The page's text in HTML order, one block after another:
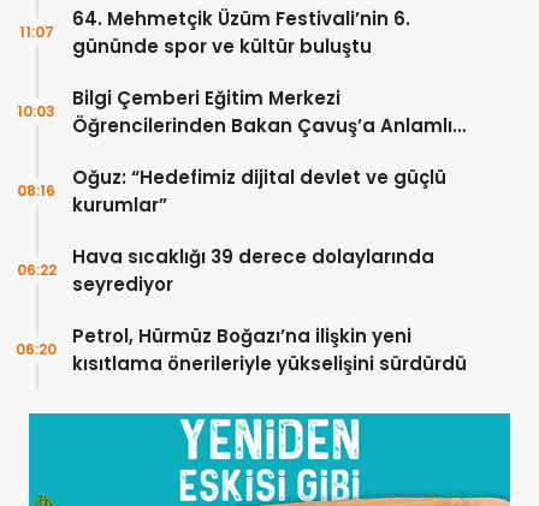
64. Mehmetçik Üzüm Festivali’nin 6.
gününde spor ve kültür buluştu
11:07
Bilgi Çemberi Eğitim Merkezi
Öğrencilerinden Bakan Çavuş’a Anlamlı
10:03
Oğuz: “Hedefimiz dijital devlet ve güçlü
kurumlar”
08:16
Hava sıcaklığı 39 derece dolaylarında
seyrediyor
06:22
Petrol, Hürmüz Boğazı’na ilişkin yeni
kısıtlama önerileriyle yükselişini sürdürdü
06:20